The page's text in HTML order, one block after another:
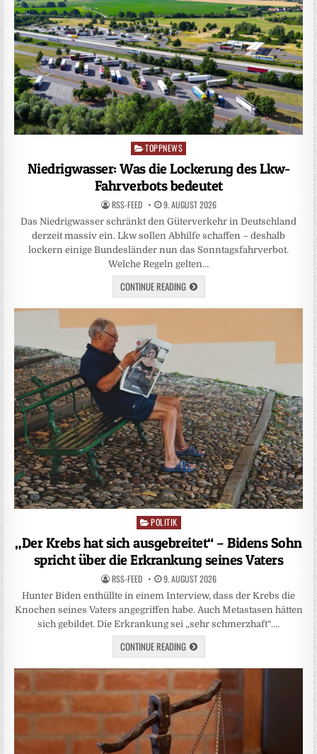
Posted
in
TOPPNEWS
Niedrigwasser: Was die Lockerung des Lkw-
Fahrverbots bedeutet
RSS-FEED 9. AUGUST 2026
Das Niedrigwasser schränkt den Güterverkehr in Deutschland
derzeit massiv ein. Lkw sollen Abhilfe schaffen – deshalb
lockern einige Bundesländer nun das Sonntagsfahrverbot.
Welche Regeln gelten…
CONTINUE READING
Posted
POLITIK
„Der Krebs hat sich ausgebreitet“ – Bidens Sohn
spricht über die Erkrankung seines Vaters
RSS-FEED 9. AUGUST 2026
Hunter Biden enthüllte in einem Interview, dass der Krebs die
Knochen seines Vaters angegriffen habe. Auch Metastasen hätten
sich gebildet. Die Erkrankung sei „sehr schmerzhaft“….
CONTINUE READING